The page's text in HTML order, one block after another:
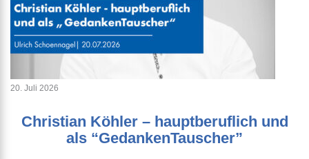
20. Juli 2026
Christian Köhler – hauptberuflich und
als “GedankenTauscher”